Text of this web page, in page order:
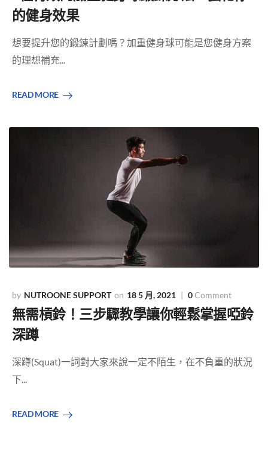
的健身效果
想要提升您的鍛鍊計劃嗎？加重健身球可能是您健身方案
的理想補充...
READ MORE
NUTROONE SUPPORT 18 5 月, 2021 0Comment
無需槓鈴！三步驟教學讓你輕鬆掌握啞鈴
深蹲
深蹲(Squat)一詞對大家來說一定不陌生，在不負重的狀況
下...
READ MORE